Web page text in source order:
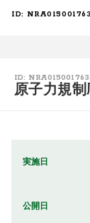
ID: NRA015001763
ID:
原子力規
実施日
公開日